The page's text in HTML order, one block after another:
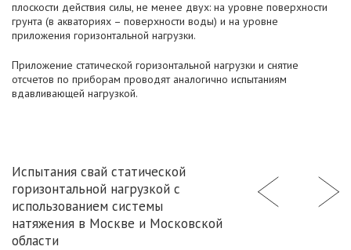
плоскости действия силы, не менее двух: на уровне поверхности
грунта (в акваториях – поверхности воды) и на уровне
приложения горизонтальной нагрузки.
Приложение статической горизонтальной нагрузки и снятие
отсчетов по приборам проводят аналогично испытаниям
вдавливающей нагрузкой.
Испытания свай статической
горизонтальной нагрузкой с
использованием системы
натяжения в Москве и Московской
области